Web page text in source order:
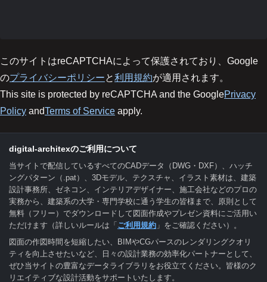
このサイトはreCAPTCHAによって保護されており、Google
のプライバシーポリシーと利用規約が適用されます。
This site is protected by reCAPTCHA and the GooglePrivacy
Policy andTerms of Service apply.
digital-architexのご利用について
当サイトで配信しているすべてのCADデータ（DWG・DXF）、ハッチ
ングパターン（.pat）、3Dモデル、テクスチャ、イラスト素材は、建築
設計事務所、ゼネコン、インテリアデザイナー、施工会社などのプロの
実務から、建築系の大学・専門学校に通う学生の皆様まで、原則として
無料（フリー）でダウンロードして図面作成やプレゼン資料にご活用い
ただけます（詳しいルールは「 ご利用規約 」をご確認ください）。
図面の作図時間を短縮したい、BIMやCGパースのレンダリングクオリ
ティを向上させたいなど、日々の設計業務の効率化パートナーとして、
ぜひ当サイトの豊富なデータライブラリをお役立てください。皆様のク
リエイティブな設計活動をサポートいたします。